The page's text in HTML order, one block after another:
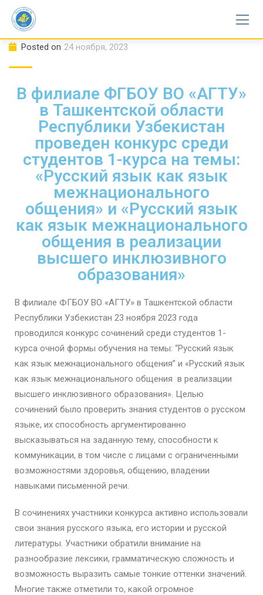
Posted on 24 ноября, 2023
В филиале ФГБОУ ВО «АГТУ»
в Ташкентской области
Республики Узбекистан
проведен конкурс среди
студентов 1-курса на темы:
«Русский язык как язык
межнационального
общения» и «Русский язык
как язык межнационального
общения в реализации
высшего инклюзивного
образования»
В филиале ФГБОУ ВО «АГТУ» в Ташкентской области
Республики Узбекистан 23 ноября 2023 года
проводился конкурс сочинений среди студентов 1-
курса очной формы обучения на темы: “Русский язык
как язык межнационального общения” и «Русский язык
как язык межнационального общения в реализации
высшего инклюзивного образования». Целью
сочинений было проверить знания студентов о русском
языке, их способность аргументированно
высказываться на заданную тему, способности к
коммуникации, в том числе с лицами с ограниченными
возможностями здоровья, общению, владении
навыками письменной речи.
В сочинениях участники конкурса активно использовали
свои знания русского языка, его истории и русской
литературы. Участники обратили внимание на
разнообразие лексики, грамматическую сложность и
возможность выразить самые тонкие оттенки значений.
Многие также отметили то, какой огромное